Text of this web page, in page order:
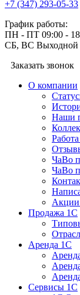
+7 (347) 293-05-33
График работы:
ПН - ПТ 09:00 -
СБ, ВС Выходной
Заказать звонок
О компании
Наши
ЧаВо
ЧаВо
Акции
Продажа 1С
Аренда 1С
Сервисы 1С